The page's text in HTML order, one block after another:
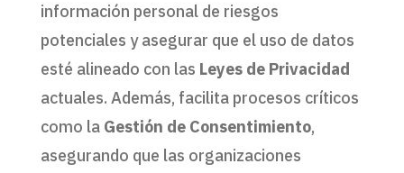
información personal de riesgos
potenciales y asegurar que el uso de datos
esté alineado con las Leyes de Privacidad
actuales. Además, facilita procesos críticos
como la Gestión de Consentimiento,
asegurando que las organizaciones